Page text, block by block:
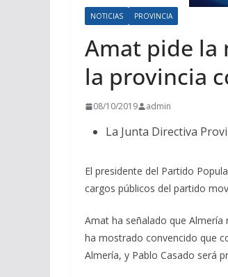
NOTICIAS PROVINCIA
Amat pide la
la provincia
08/10/2019 admin
La Junta Directiva
El presidente del Partido
cargos públicos del partido
Amat ha señalado que Almería
ha mostrado convencido que
Almería, y Pablo Casado será